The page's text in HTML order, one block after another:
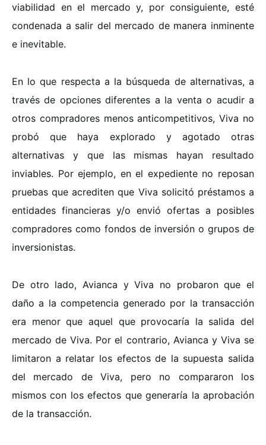
viabilidad en el mercado y, por consiguiente, esté
condenada a salir del mercado de manera inminente
e inevitable.
En lo que respecta a la búsqueda de alternativas, a
través de opciones diferentes a la venta o acudir a
otros compradores menos anticompetitivos, Viva no
probó que haya explorado y agotado otras
alternativas y que las mismas hayan resultado
inviables. Por ejemplo, en el expediente no reposan
pruebas que acrediten que Viva solicitó préstamos a
entidades financieras y/o envió ofertas a posibles
compradores como fondos de inversión o grupos de
inversionistas.
De otro lado, Avianca y Viva no probaron que el
daño a la competencia generado por la transacción
era menor que aquel que provocaría la salida del
mercado de Viva. Por el contrario, Avianca y Viva se
limitaron a relatar los efectos de la supuesta salida
del mercado de Viva, pero no compararon los
mismos con los efectos que generaría la aprobación
de la transacción.